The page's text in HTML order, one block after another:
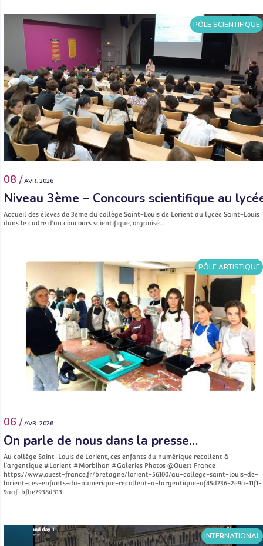
PÔLE SCIENTIFIQUE
08 / AVR. 2026
Niveau 3ème – Concours scientifique au
Accueil des élèves de 3ème du collège Saint-Louis de Lorient au lycée Saint-Louis
dans le cadre d’un concours scientifique, organisé…
PÔLE ARTISTIQUE
06 / AVR. 2026
On parle de nous dans la presse…
Au collège Saint-Louis de Lorient, ces enfants du numérique recollent à
l’argentique #Lorient #Morbihan #Galeries Photos @Ouest France
https://www.ouest-france.fr/bretagne/lorient-56100/au-college-saint-louis-de-
lorient-ces-enfants-du-numerique-recollent-a-largentique-af45d736-2e9a-11f1-
9aaf-bfbe7938d313
INTERNATIONAL